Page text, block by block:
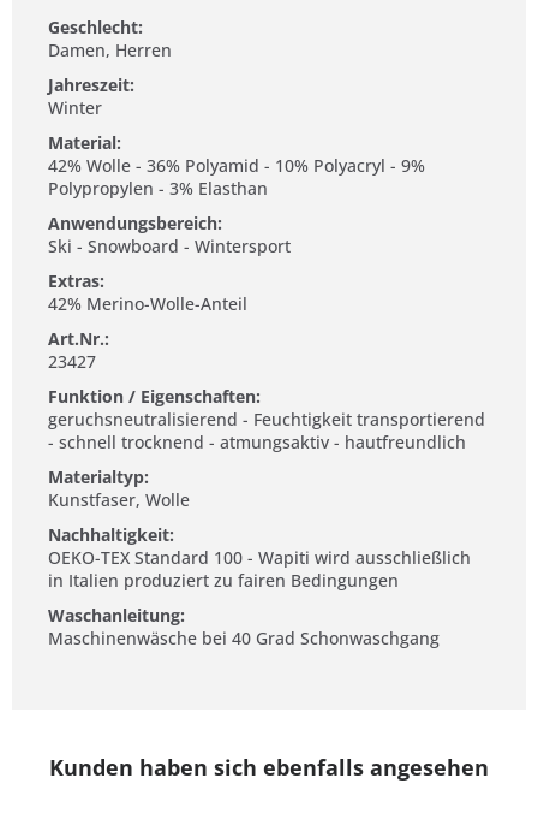
Geschlecht:
Damen, Herren
Jahreszeit:
Winter
Material:
42% Wolle - 36% Polyamid - 10% Polyacryl - 9%
Polypropylen - 3% Elasthan
Anwendungsbereich:
Ski - Snowboard - Wintersport
Extras:
42% Merino-Wolle-Anteil
Art.Nr.:
23427
Funktion / Eigenschaften:
geruchsneutralisierend - Feuchtigkeit transportierend
- schnell trocknend - atmungsaktiv - hautfreundlich
Materialtyp:
Kunstfaser, Wolle
Nachhaltigkeit:
OEKO-TEX Standard 100 - Wapiti wird ausschließlich
in Italien produziert zu fairen Bedingungen
Waschanleitung:
Maschinenwäsche bei 40 Grad Schonwaschgang
Kunden haben sich ebenfalls angesehen